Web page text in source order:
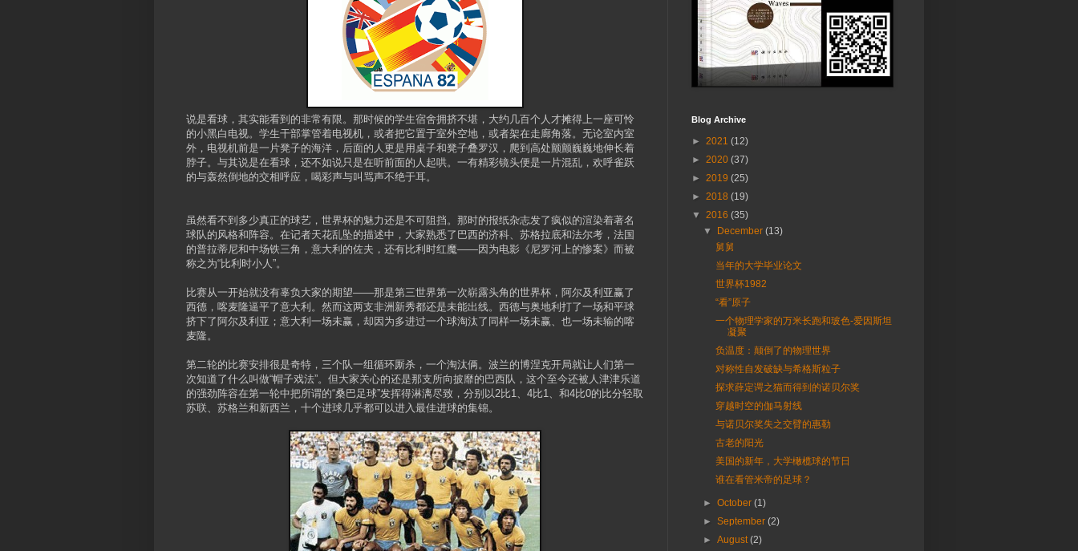
说是看球，其实能看到的非常有限。那时候的学生宿舍拥挤不堪，大约几百个人才摊得上一座可怜
的小黑白电视。学生干部掌管着电视机，或者把它置于室外空地，或者架在走廊角落。无论室内室
外，电视机前是一片凳子的海洋，后面的人更是用桌子和凳子叠罗汉，爬到高处颤颤巍巍地伸长着
脖子。与其说是在看球，还不如说只是在听前面的人起哄。一有精彩镜头便是一片混乱，欢呼雀跃
的与轰然倒地的交相呼应，喝彩声与叫骂声不绝于耳。
虽然看不到多少真正的球艺，世界杯的魅力还是不可阻挡。那时的报纸杂志发了疯似的渲染着著名
球队的风格和阵容。在记者天花乱坠的描述中，大家熟悉了巴西的济科、苏格拉底和法尔考，法国
的普拉蒂尼和中场铁三角，意大利的佐夫，还有比利时红魔——因为电影《尼罗河上的惨案》而被
称之为“比利时小人”。
比赛从一开始就没有辜负大家的期望——那是第三世界第一次崭露头角的世界杯，阿尔及利亚赢了
西德，喀麦隆逼平了意大利。然而这两支非洲新秀都还是未能出线。西德与奥地利打了一场和平球
挤下了阿尔及利亚；意大利一场未赢，却因为多进过一个球淘汰了同样一场未赢、也一场未输的喀
麦隆。
第二轮的比赛安排很是奇特，三个队一组循环厮杀，一个淘汰俩。波兰的博涅克开局就让人们第一
次知道了什么叫做“帽子戏法”。但大家关心的还是那支所向披靡的巴西队，这个至今还被人津津乐道
的强劲阵容在第一轮中把所谓的“桑巴足球”发挥得淋漓尽致，分别以2比1、4比1、和4比0的比分轻取
苏联、苏格兰和新西兰，十个进球几乎都可以进入最佳进球的集锦。
Blog Archive
► 2021 (12)
► 2020 (37)
► 2019 (25)
► 2018 (19)
▼ 2016 (35)
▼
December(13)
舅舅
当年的大学毕业论文
世界杯1982
“看”原子
一个物理学家的万米长跑和玻色-爱因斯坦
凝聚
负温度：颠倒了的物理世界
对称性自发破缺与希格斯粒子
探求薛定谔之猫而得到的诺贝尔奖
穿越时空的伽马射线
与诺贝尔奖失之交臂的惠勒
古老的阳光
美国的新年，大学橄榄球的节日
谁在看管米帝的足球？
►October(1)
►September(2)
►August(2)